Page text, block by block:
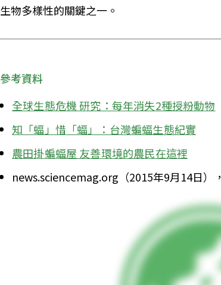
生物多樣性的關鍵之一。
參考資料
全球生態危機 研究：每年消失2種授粉動物
知「蝠」惜「蝠」：台灣蝙蝠生態紀實
農田掛蝙蝠屋 友善環境的農民在這裡
news.sciencemag.org（2015年9月14日），